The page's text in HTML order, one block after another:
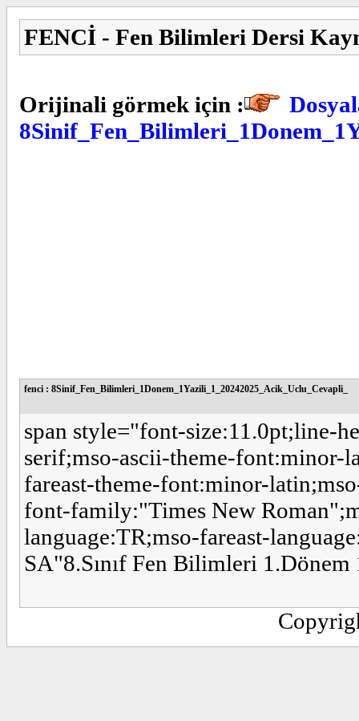
FENCİ - Fen Bilimleri Dersi
Orijinali görmek için :
fenci : 8Sinif_Fen_Bilimleri_1Donem_1Yazili_1_20242025_Acik_Uclu_Cevapli_
span style="font-size:11.0pt;line-
serif;mso-ascii-theme-font:minor-
fareast-theme-font:minor-
font-family:"Times New
language:TR;mso-fareast-
SA"8.Sınıf Fen Bilimleri